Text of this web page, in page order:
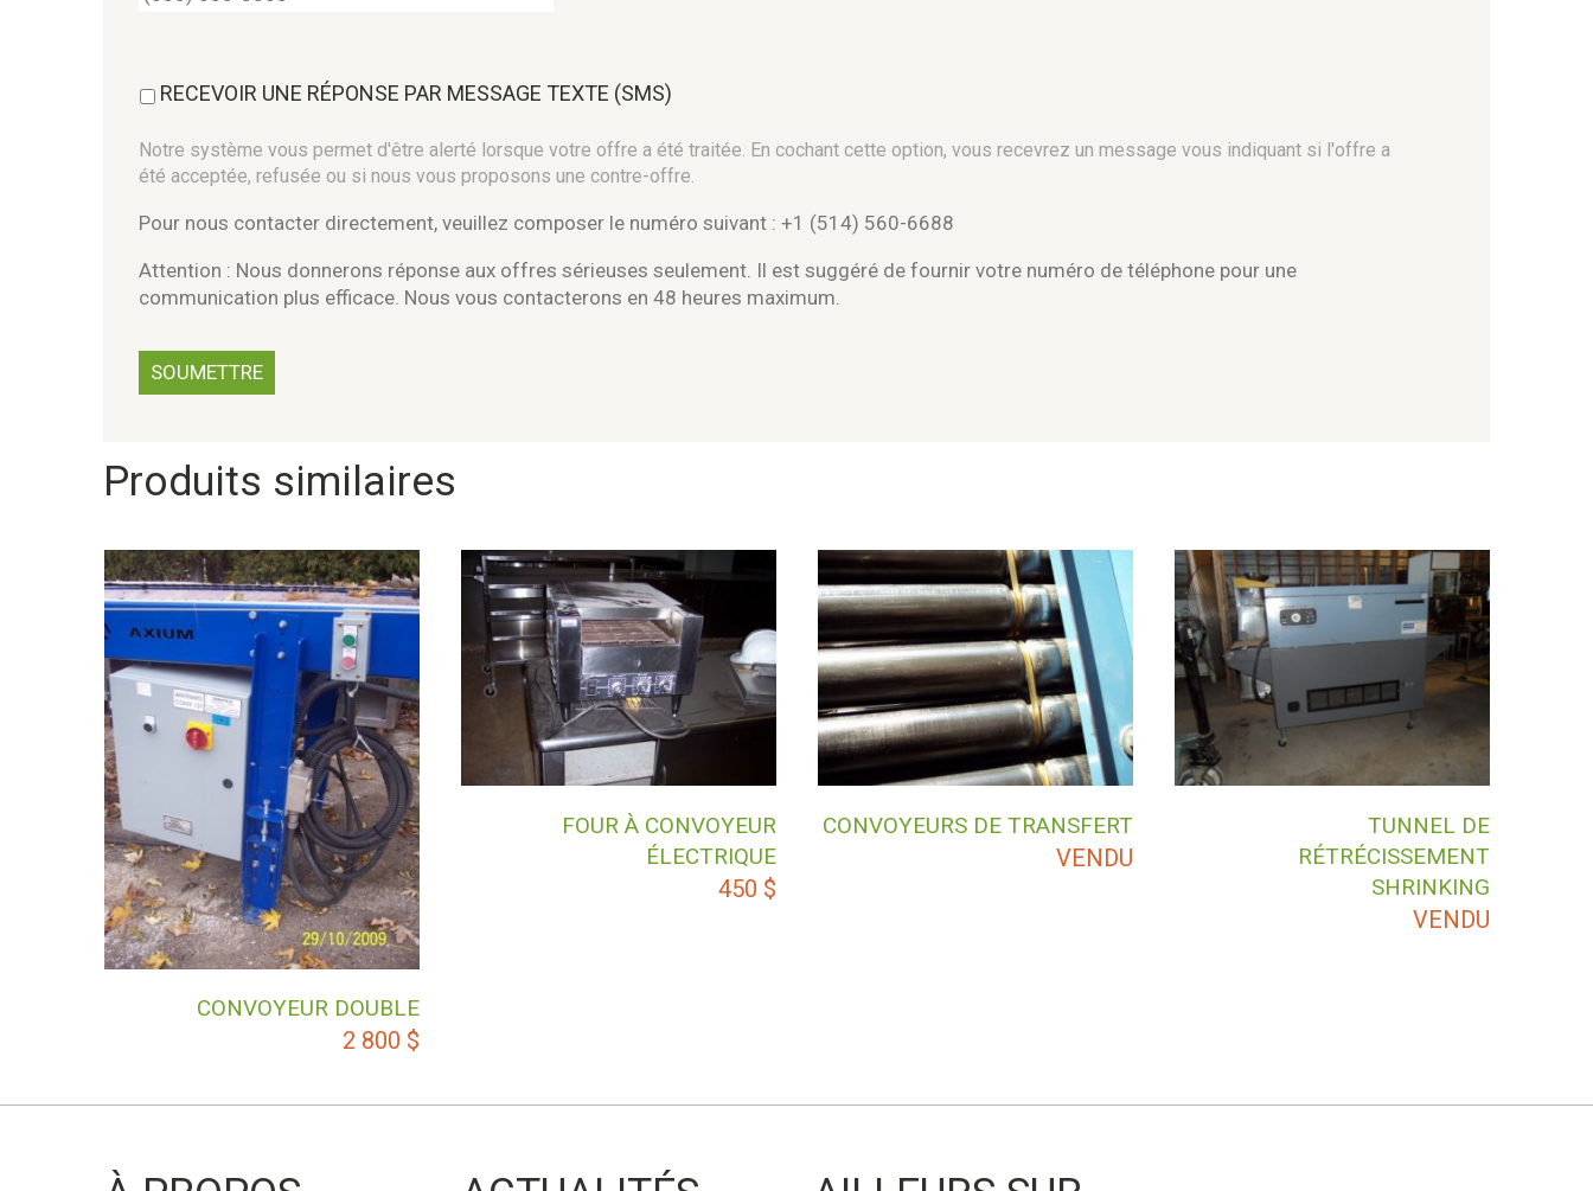
RECEVOIR UNE RÉPONSE PAR MESSAGE TEXTE (SMS)
Notre système vous permet d'être alerté lorsque votre offre a été traitée. En cochant cette option, vous recevrez un message vous indiquant si l'offre a
été acceptée, refusée ou si nous vous proposons une contre-offre.
Pour nous contacter directement, veuillez composer le numéro suivant : +1 (514) 560-6688
Attention : Nous donnerons réponse aux offres sérieuses seulement. Il est suggéré de fournir votre numéro de téléphone pour une
communication plus efficace. Nous vous contacterons en 48 heures maximum.
Produits similaires
CONVOYEUR DOUBLE
2 800 $
FOUR À CONVOYEUR
ÉLECTRIQUE
450 $
CONVOYEURS DE TRANSFERT
VENDU
TUNNEL DE
RÉTRÉCISSEMENT
SHRINKING
VENDU